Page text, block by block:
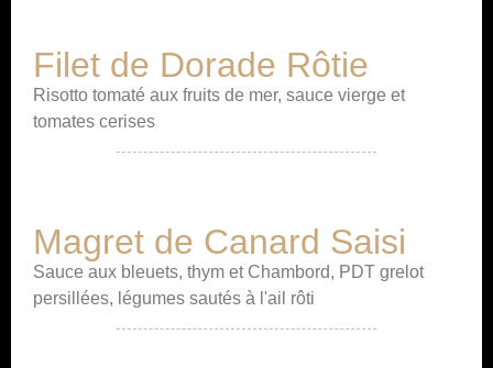
Filet de Dorade Rôtie
Risotto tomaté aux fruits de mer, sauce vierge et
tomates cerises
Magret de Canard Saisi
Sauce aux bleuets, thym et Chambord, PDT grelot
persillées, légumes sautés à l'ail rôti